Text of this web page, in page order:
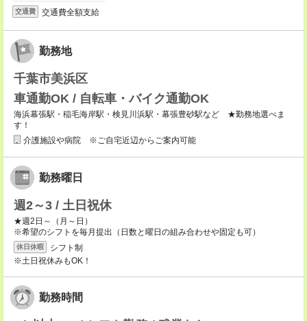
交通費 交通費全額支給
勤務地
千葉市美浜区
車通勤OK / 自転車・バイク通勤OK
海浜幕張駅・稲毛海岸駅・検見川浜駅・幕張豊砂駅など ★勤務地選べま
す！
介護施設や病院 ※ご自宅近辺からご案内可能
勤務曜日
週2～3 / 土日祝休
★週2日～（月～日）
※希望のシフトを毎月提出（日数と曜日の組み合わせや固定も可）
休日休暇
シフト制
※土日祝休みもOK！
勤務時間